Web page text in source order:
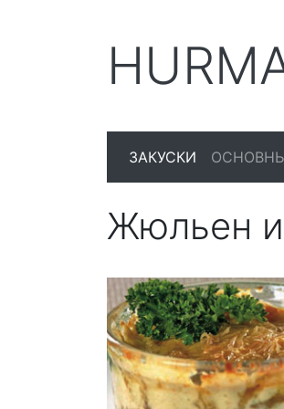
ЗАКУСКИ
Жюльен